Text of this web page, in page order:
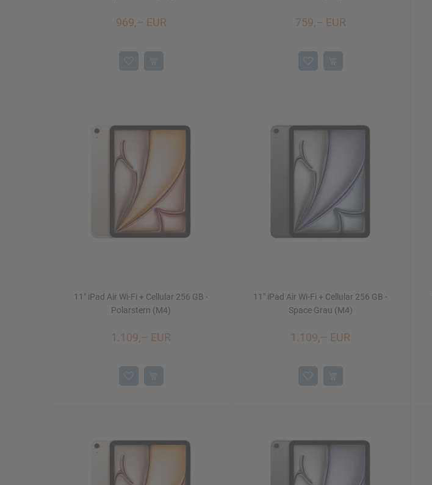
969,– EUR 759,– EUR
11" iPad Air Wi-Fi + Cellular 256 GB -
Polarstern (M4)
1.109,– EUR
11" iPad Air Wi-Fi + Cellular 256 GB -
Space Grau (M4)
1.109,– EUR